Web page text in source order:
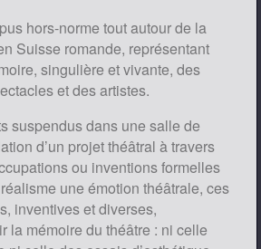
hors-norme tout autour de la
Suisse romande, représentant
singulière et vivante, des
et des artistes.
suspendus dans une salle de
d’un projet théâtral à travers
ou inventions formelles
une émotion théâtrale, ces
inventives et diverses,
la mémoire du théâtre : ni celle